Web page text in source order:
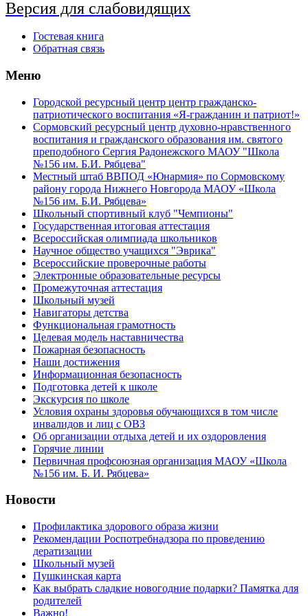
Версия для слабовидящих
Гостевая книга
Обратная связь
Меню
Городской ресурсный центр центр гражданско-
патриотического воспитания «Я-гражданин и патриот!»
Сормовский ресурсный центр духовно-нравственного
воспитания и гражданского образования им. святого
преподобного Сергия Радонежского МАОУ "Школа
№156 им. Б.И. Рябцева"
Местный штаб ВВПОД «Юнармия» по Сормовскому
району города Нижнего Новгорода МАОУ «Школа
№156 им. Б.И. Рябцева»
Школьный спортивный клуб "Чемпионы"
Государственная итоговая аттестация
Всероссийская олимпиада школьников
Научное общество учащихся "Эврика"
Всероссийские проверочные работы
Электронные образовательные ресурсы
Промежуточная аттестация
Школьный музей
Навигаторы детства
Функциональная грамотность
Целевая модель наставничества
Пожарная безопасность
Наши достижения
Информационная безопасность
Подготовка детей к школе
Экскурсия по школе
Условия охраны здоровья обучающихся в том числе
инвалидов и лиц с ОВЗ
Об организации отдыха детей и их оздоровления
Горячие линии
Первичная профсоюзная организация МАОУ «Школа
№156 им. Б. И. Рябцева»
Новости
Профилактика здорового образа жизни
Рекомендации Роспотребнадзора по проведению
дератизации
Школьный музей
Пушкинская карта
Как выбрать сладкие новогодние подарки? Памятка для
родителей
Важно!